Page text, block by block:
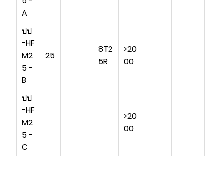
A
25
8T2
5R
ปป
-HF
M2
5 -
B
>20
00
ปป
-HF
M2
5 -
C
>20
00